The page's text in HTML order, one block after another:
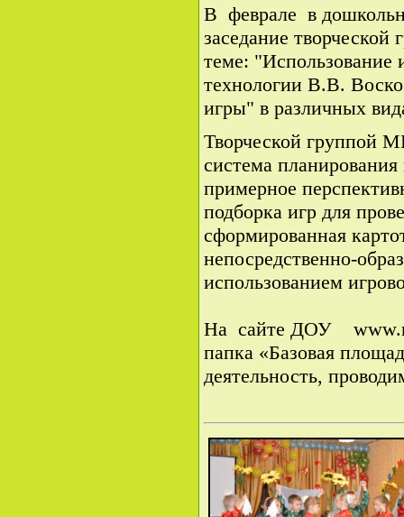
В феврале в
заседание
теме: "Использование
технологии В.В.
игры" в различных
Творческой группой
система
примерное
подборка игр для
сформированная
непосредственно-
использованием
На сайте ДОУ
папка «Базовая
деятельность,